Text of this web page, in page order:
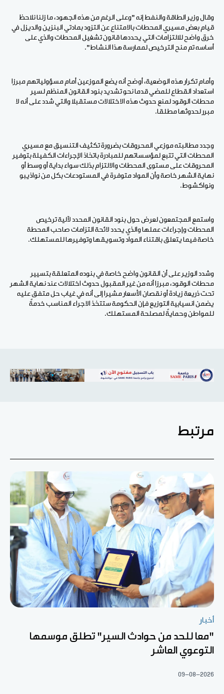
وقال وزير الطاقة والنفط إنه "وعلى الرغم من هذه الجهود، ما زلنا نلاحظ
قيام بعض مسيري المحطات بالامتناع عن التزود بمادتي البنزين والديزل في
خرق واضح للالتزامات التي يحددها قانون تشغيل المحطات والذي على
أساسه تم منح الترخيص لممارسة هذا النشاط".
وأمام تكرار هذه الوضعية، أوضح أنه يضع الموزعين أمام مسؤولياتهم مبرزا
استعداد القطاع للمضي قدما نحو تشديد بنود القانون المنظم لسير
محطات الوقود لمنع حدوث هذه الاختلالات مستقبلا والتي شدد على أنه لا
مبرر لحدوثها مطلقا.
وجدد مطالبته موزعي المحروقات بضرورة تكثيف التنسيق مع مسيري
المحطات التي تتبع لمؤسساتهم للمبادرة باتخاذ الإجراءات الكفيلة بتوفير
المحروقات على مستوى المحطات والالتزام بذلك سواء بداية أو وسط أو
نهاية الشهر خاصة وأن المواد متوفرة في المستودعات بكل من نواذيبو
ونواكشوط.
واستمع المجتمعون لعرض حول بنود القانون المحدد لآلية ترخيص
المحطات وإجراءات عملها والذي يحدد لائحة التزامات صاحب المحطة
خاصة فيما يتعلق باقتناء المواد وتسويقها وتوفيرها للمستهلك.
وشدد الوزير على أن القانون واضح خاصة في بنوده المتعلقة بتسيير
محطات الوقود، مبرزا أنه من غير المقبول حدوث اختلالات عند نهاية الشهر
تحت ذريعة زيادة أو نقصان الأسعار مشيرا إلى أنه في غياب حل متفق عليه
يضمن انسيابية التوزيع فإن الحكومة ستتخذ الاجراء المناسب خدمةً
للمواطن وحمايةً لمصلحة المستهلك.
مرتبط
أخبار
"معا للحد من حوادث السير" تطلق موسمها
التوعوي العاشر
09-08-2026